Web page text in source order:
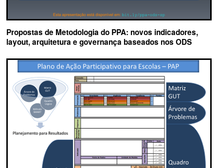
Propostas de Metodologia do PPA: novos indicadores,
layout, arquitetura e governança baseados nos ODS